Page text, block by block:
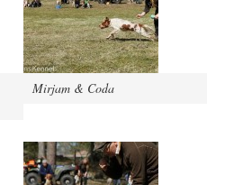
Mirjam & Coda